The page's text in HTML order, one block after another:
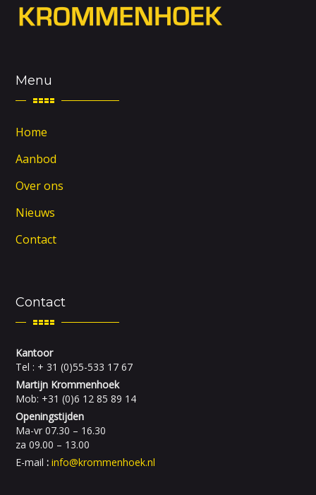
Menu
Home
Aanbod
Over ons
Nieuws
Contact
Contact
Kantoor
Tel : + 31 (0)55-533 17 67
Martijn Krommenhoek
Mob: +31 (0)6 12 85 89 14
Openingstijden
Ma-vr 07.30 – 16.30
za 09.00 – 13.00
E-mail :info@krommenhoek.nl